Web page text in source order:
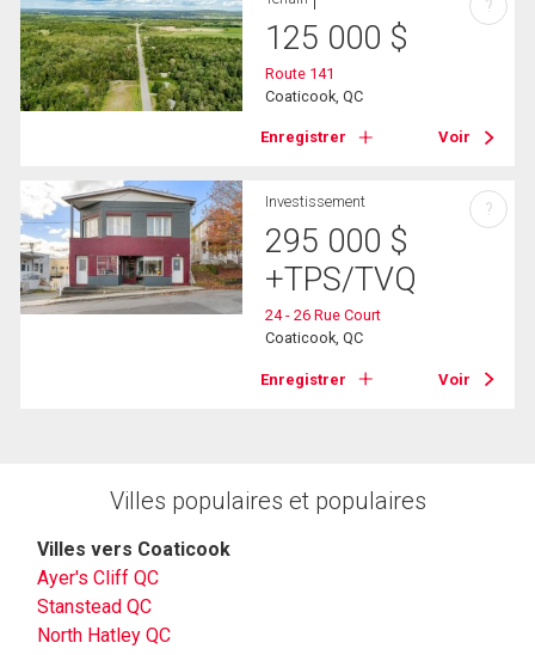
125 000 $
Route 141
Coaticook, QC
Enregistrer Voir
?
Investissement
295 000 $
+TPS/TVQ
24 - 26 Rue Court
Coaticook, QC
Enregistrer Voir
?
Villes populaires et populaires
Villes vers Coaticook
Ayer's Cliff QC
Stanstead QC
North Hatley QC